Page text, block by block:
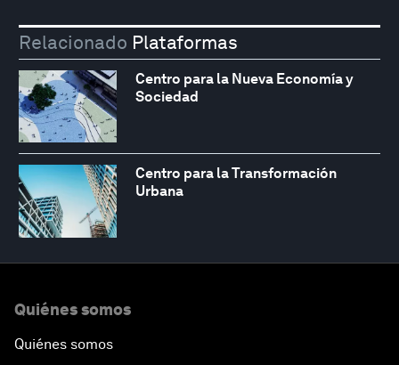
Relacionado Plataformas
Centro para la Nueva Economía y
Sociedad
Centro para la Transformación
Urbana
Quiénes somos
Quiénes somos